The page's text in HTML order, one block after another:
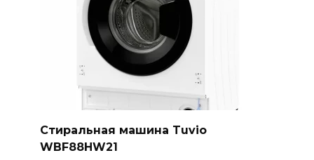
Стиральная машина Tuvio
WBF88HW21